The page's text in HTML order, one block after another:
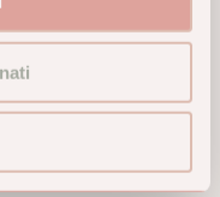
al tuo asse HPA
di un eventuale percorso
su una soluzione